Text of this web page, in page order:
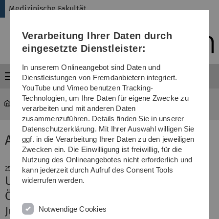
Direkt
Direkt
Direkt
(Sprache,
Drucken,
Media)
Direkt
Direkt
Medizinische Fakultät
Menü
Medizinische Fakultät
Aktuelle Meldung
25. November 2025
Ulmer DZKJ-Standort stellt sich der
Öffentlichkeit vor
Julian Janssen und Alina Reh sind
Verarbeitung Ihrer Daten durch
eingesetzte Dienstleister:
In unserem Onlineangebot sind Daten und
Dienstleistungen von Fremdanbietern integriert.
YouTube und Vimeo benutzen Tracking-
Technologien, um Ihre Daten für eigene Zwecke zu
verarbeiten und mit anderen Daten
zusammenzuführen. Details finden Sie in unserer
Datenschutzerklärung. Mit Ihrer Auswahl willigen Sie
ggf. in die Verarbeitung Ihrer Daten zu den jeweiligen
Zwecken ein. Die Einwilligung ist freiwillig, für die
Nutzung des Onlineangebotes nicht erforderlich und
kann jederzeit durch Aufruf des Consent Tools
widerrufen werden.
Notwendige Cookies